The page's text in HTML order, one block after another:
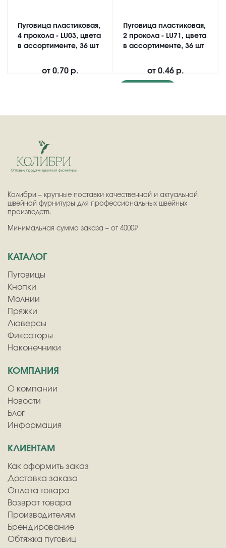
Пуговица пластиковая,
4 прокола - LU03, цвета
в ассортименте, 36 шт
от 0.70 р.
Пуговица пластиковая,
2 прокола - LU71, цвета
в ассортименте, 36 шт
от 0.46 р.
Колибри – крупные поставки качественной и актуальной
швейной фурнитуры для профессиональных швейных
производств.
Минимальная сумма заказа – от 4000₽
КАТАЛОГ
Пуговицы
Кнопки
Молнии
Пряжки
Люверсы
Фиксаторы
Наконечники
КОМПАНИЯ
О компании
Новости
Блог
Информация
КЛИЕНТАМ
Как оформить заказ
Доставка заказа
Оплата товара
Возврат товара
Производителям
Брендирование
Обтяжка пуговиц